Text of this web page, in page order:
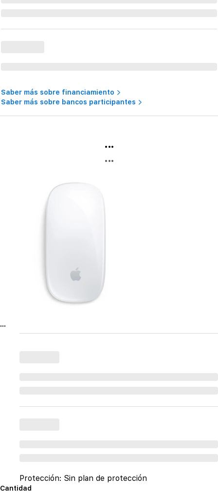
Saber más sobre financiamiento
Saber más sobre bancos participantes
...
...
...
Protección: Sin plan de protección
Cantidad